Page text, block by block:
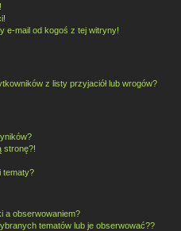
e-mail od kogoś z tej witryny!
z listy przyjaciół lub wrogów?
stronę?!
tematy?
a obserwowaniem?
tematów lub je obserwować??